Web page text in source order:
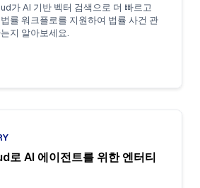
가 AI 기반 벡터 검색으로 더 빠르고
률 워크플로를 지원하여 법률 사건 관
지 알아보세요.
로 AI 에이전트를 위한 엔터티